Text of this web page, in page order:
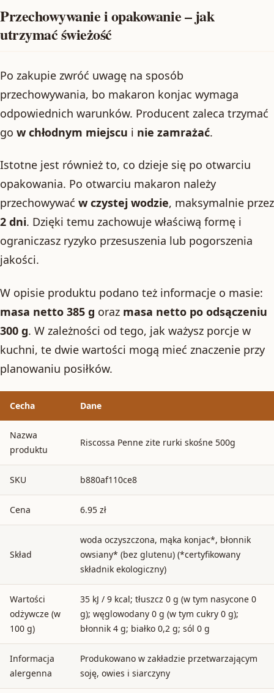
Przechowywanie i opakowanie – jak
utrzymać świeżość
Po zakupie zwróć uwagę na sposób
przechowywania, bo makaron konjac wymaga
odpowiednich warunków. Producent zaleca trzymać
go w chłodnym miejscu i nie zamrażać.
Istotne jest również to, co dzieje się po otwarciu
opakowania. Po otwarciu makaron należy
przechowywać w czystej wodzie, maksymalnie przez
2 dni. Dzięki temu zachowuje właściwą formę i
ograniczasz ryzyko przesuszenia lub pogorszenia
jakości.
W opisie produktu podano też informacje o masie:
masa netto 385 g oraz masa netto po odsączeniu
300 g. W zależności od tego, jak ważysz porcje w
kuchni, te dwie wartości mogą mieć znaczenie przy
planowaniu posiłków.
Cecha Dane
Nazwa
produktu
Riscossa Penne zite rurki skośne 500g
SKU b880af110ce8
Cena 6.95 zł
Skład
woda oczyszczona, mąka konjac*, błonnik
owsiany* (bez glutenu) (*certyfikowany
składnik ekologiczny)
Wartości
odżywcze (w
100 g)
35 kJ / 9 kcal; tłuszcz 0 g (w tym nasycone 0
g); węglowodany 0 g (w tym cukry 0 g);
błonnik 4 g; białko 0,2 g; sól 0 g
Informacja
alergenna
Produkowano w zakładzie przetwarzającym
soję, owies i siarczyny